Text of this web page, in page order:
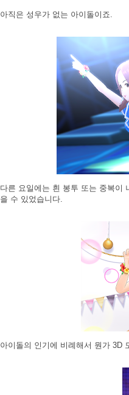
아직은 성우가 없는 아이돌이죠.
다른 요일에는 흰 봉투 또는 중복이
을 수 있었습니다.
아이돌의 인기에 비례해서 뭔가 3D